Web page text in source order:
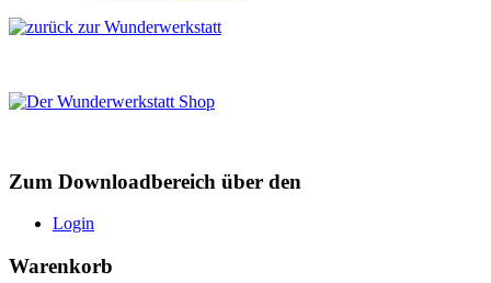
Zum Downloadbereich über den
Login
Warenkorb